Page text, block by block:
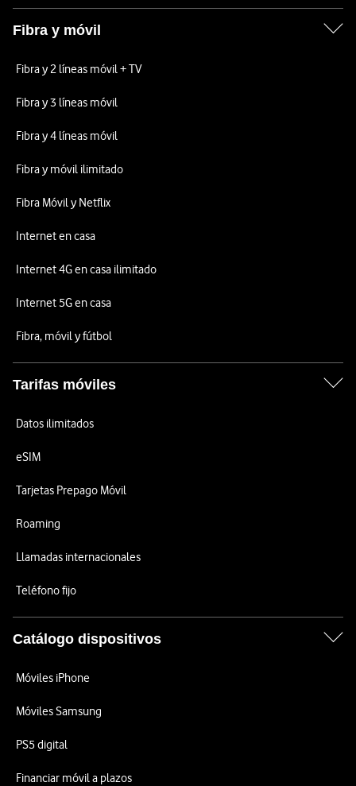
Fibra y móvil
Fibra y 2 líneas móvil + TV
Fibra y 3 líneas móvil
Fibra y 4 líneas móvil
Fibra y móvil ilimitado
Fibra Móvil y Netflix
Internet en casa
Internet 4G en casa ilimitado
Internet 5G en casa
Fibra, móvil y fútbol
Tarifas móviles
Datos ilimitados
eSIM
Tarjetas Prepago Móvil
Roaming
Llamadas internacionales
Teléfono fijo
Catálogo dispositivos
Móviles iPhone
Móviles Samsung
PS5 digital
Financiar móvil a plazos